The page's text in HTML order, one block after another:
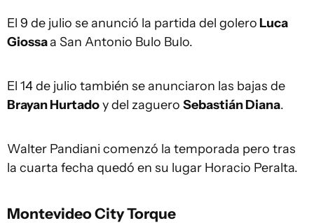
El 9 de julio se anunció la partida del golero Luca
Giossaa San Antonio Bulo Bulo.
El 14 de julio también se anunciaron las bajas de
Brayan Hurtadoy del zaguero Sebastián Diana.
Walter Pandiani comenzó la temporada pero tras
la cuarta fecha quedó en su lugar Horacio Peralta.
Montevideo City Torque